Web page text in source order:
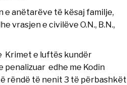
e anëtarëve të kësaj familje,
vrasjen e civilëve O.N., B.N.,
Krimet e luftës kundër
penalizuar edhe me Kodin
rëndë të nenit 3 të përbashkët